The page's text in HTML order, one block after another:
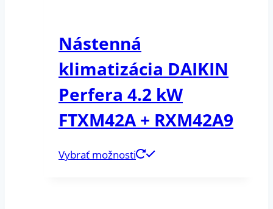
Nástenná
klimatizácia DAIKIN
Perfera 4.2 kW
FTXM42A + RXM42A9
Vybrať možnosti